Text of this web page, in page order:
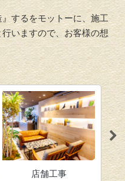
するをモットーに、施工
いますので、お客様の想
店舗工事